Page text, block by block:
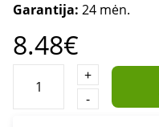
Garantija: 24 mėn.
8.48€
+
-